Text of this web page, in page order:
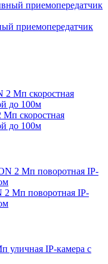
приемопередатчик
Мп скоростная
до 100м
2 Мп поворотная IP-